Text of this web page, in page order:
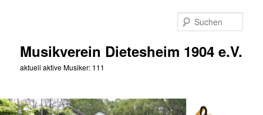
Musikverein Dietesheim 1904 e.V.
aktuell aktive Musiker: 111